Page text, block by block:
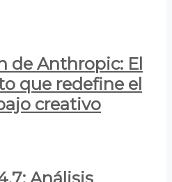
de Anthropic: El
que redefine el
creativo